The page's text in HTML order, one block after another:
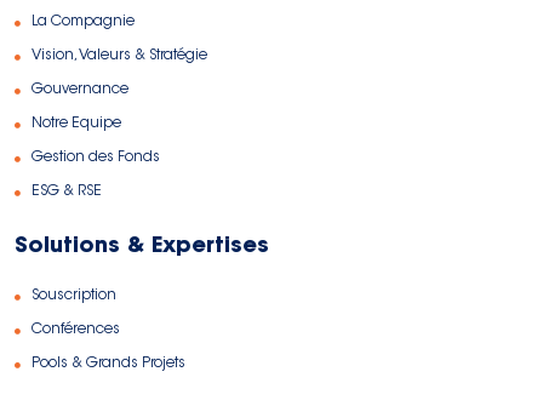
La Compagnie
Vision, Valeurs & Stratégie
Gouvernance
Notre Equipe
Gestion des Fonds
ESG & RSE
Solutions & Expertises
Souscription
Conférences
Pools & Grands Projets